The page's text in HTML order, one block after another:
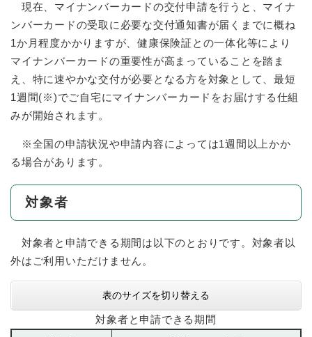
現在、マイナンバーカードの交付申請を行うと、マイナ
ンバーカードの受取に必要な交付通知書が届くまでに概ね
1か月程度かかりますが、健康保険証との一体化等により
マイナンバーカードの重要性が高まっていることを踏ま
え、特に速やかな交付が必要となる方を対象として、最短
1週間(※)でご自宅にマイナンバーカードをお届けする仕組
みが開始されます。
※全国の申請状況や申請内容によっては1週間以上かか
る場合があります。
対象者
対象者と申請できる期間は以下のとおりです。対象者以
外はご利用いただけません。
表のサイズを切り替える
対象者と申請できる期間